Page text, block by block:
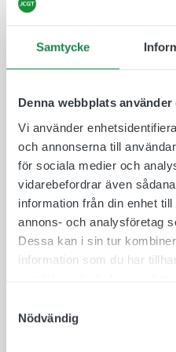
Samtycke
Denna webbplats använder
Vi använder
och annonserna till
för sociala medier och
vidarebefordrar även
information från din enhet
annons- och analysföretag
Dessa kan i sin tur
information som du har
Nödvändig
kvalitet och erbjuda
välkomna till det.
Några exempel på
Återvinningsskylt
Engelska: Windfalls
Tyska:Fallobst
återvinningscentral.
Storlekar:
210 x 276 mm (Ca A4)